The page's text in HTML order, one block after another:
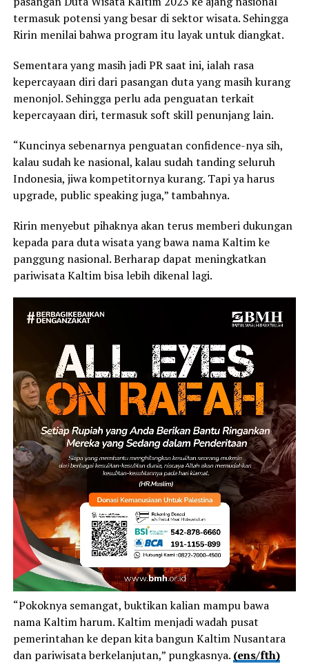
termasuk potensi yang besar di sektor wisata. Sehingga
Ririn menilai bahwa program itu layak untuk diangkat.
Sementara yang masih jadi PR saat ini, ialah rasa
kepercayaan diri dari pasangan duta yang masih kurang
menonjol. Sehingga perlu ada penguatan terkait
kepercayaan diri, termasuk soft skill penunjang lain.
“Kuncinya sebenarnya penguatan confidence-nya sih,
kalau sudah ke nasional, kalau sudah tanding seluruh
Indonesia, jiwa kompetitornya kurang. Tapi ya harus
upgrade, public speaking juga,” tambahnya.
Ririn menyebut pihaknya akan terus memberi dukungan
kepada para duta wisata yang bawa nama Kaltim ke
panggung nasional. Berharap dapat meningkatkan
pariwisata Kaltim bisa lebih dikenal lagi.
“Pokoknya semangat, buktikan kalian mampu bawa
nama Kaltim harum. Kaltim menjadi wadah pusat
pemerintahan ke depan kita bangun Kaltim Nusantara
dan pariwisata berkelanjutan,” pungkasnya. (ens/fth)